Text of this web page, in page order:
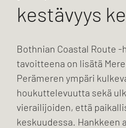
kestävyys
Bothnian Coastal Route -
tavoitteena on lisätä
Perämeren ympäri
houkuttelevuutta sekä
vierailijoiden, että
keskuudessa. Hankkeen